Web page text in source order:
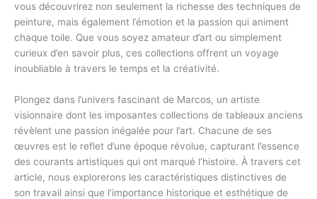
vous découvrirez non seulement la richesse des techniques de
peinture, mais également l’émotion et la passion qui animent
chaque toile. Que vous soyez amateur d’art ou simplement
curieux d’en savoir plus, ces collections offrent un voyage
inoubliable à travers le temps et la créativité.
Plongez dans l’univers fascinant de Marcos, un artiste
visionnaire dont les imposantes collections de tableaux anciens
révèlent une passion inégalée pour l’art. Chacune de ses
œuvres est le reflet d’une époque révolue, capturant l’essence
des courants artistiques qui ont marqué l’histoire. À travers cet
article, nous explorerons les caractéristiques distinctives de
son travail ainsi que l’importance historique et esthétique de